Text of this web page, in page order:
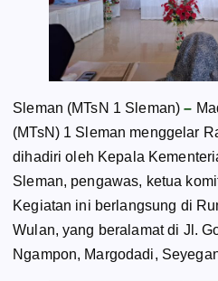
Sleman (MTsN 1 Sleman) –
(MTsN) 1 Sleman menggelar
dihadiri oleh Kepala
Sleman, pengawas, ketua
Kegiatan ini berlangsung di
Wulan, yang beralamat di Jl.
Ngampon, Margodadi,